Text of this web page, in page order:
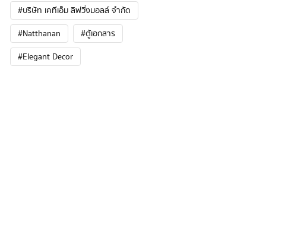
#บริษัท เคทีเอ็ม ลิฟวิ่งมอลล์ จำกัด
#Natthanan
#ตู้เอกสาร
#Elegant Decor